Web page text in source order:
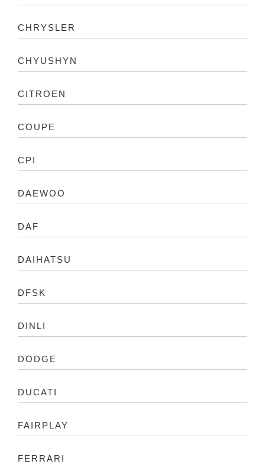
CHRYSLER
CHYUSHYN
CITROEN
COUPE
CPI
DAEWOO
DAF
DAIHATSU
DFSK
DINLI
DODGE
DUCATI
FAIRPLAY
FERRARI